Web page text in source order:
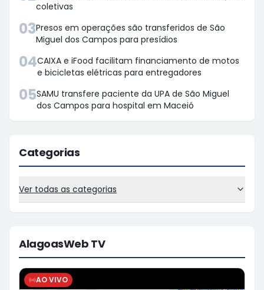
coletivas
03Presos em operações são transferidos de São
Miguel dos Campos para presídios
04CAIXA e iFood facilitam financiamento de motos
e bicicletas elétricas para entregadores
05SAMU transfere paciente da UPA de São Miguel
dos Campos para hospital em Maceió
Categorias
Ver todas as categorias
AlagoasWeb TV
AO VIVO